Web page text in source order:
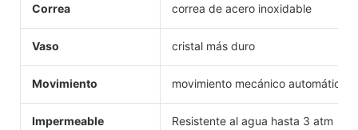
Correa correa de acero inoxidable
Vaso cristal más duro
Movimiento movimiento mecánico automático
Impermeable Resistente al agua hasta 3 atm